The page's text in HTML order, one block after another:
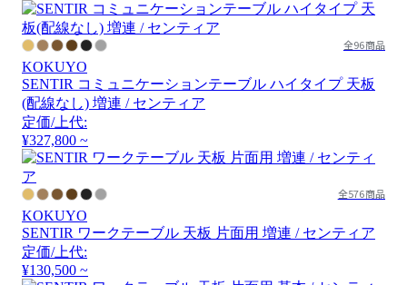
全96商品
KOKUYO
SENTIR コミュニケーションテーブル ハイタイプ 天板
(配線なし) 増連 / センティア
定価/上代:
¥327,800 ~
全576商品
KOKUYO
SENTIR ワークテーブル 天板 片面用 増連 / センティア
定価/上代:
¥130,500 ~